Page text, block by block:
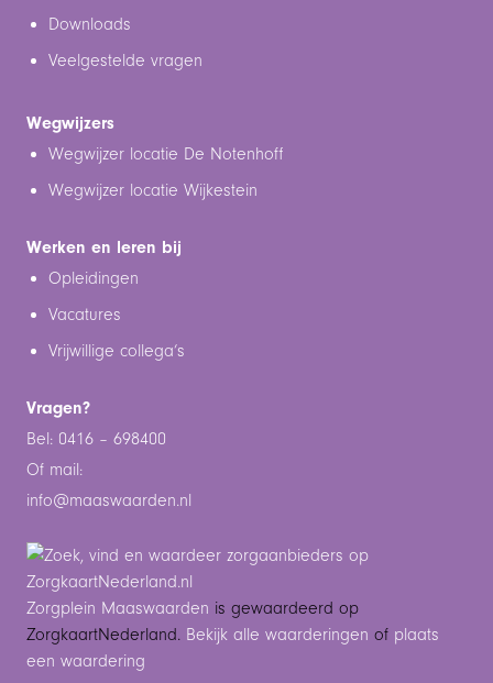
Downloads
Veelgestelde vragen
Wegwijzers
Wegwijzer locatie De Notenhoff
Wegwijzer locatie Wijkestein
Werken en leren bij
Opleidingen
Vacatures
Vrijwillige collega’s
Vragen?
Bel: 0416 – 698400
Of mail:
info@maaswaarden.nl
Zorgplein Maaswaarden is gewaardeerd op
ZorgkaartNederland. Bekijk alle waarderingen of plaats
een waardering